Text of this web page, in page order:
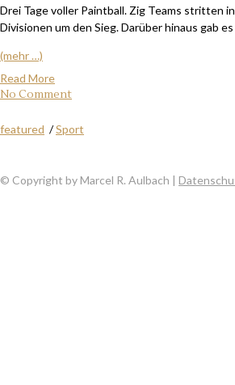
Drei Tage voller Paintball. Zig Teams stritten
Divisionen um den Sieg. Darüber hinaus gab
(mehr …)
Read More
No Comment
featured /Sport
© Copyright by Marcel R. Aulbach |